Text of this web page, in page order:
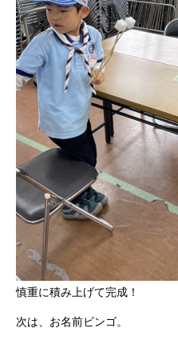
慎重に積み上げて完成！
次は、お名前ビンゴ。